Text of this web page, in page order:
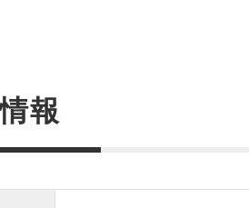
報